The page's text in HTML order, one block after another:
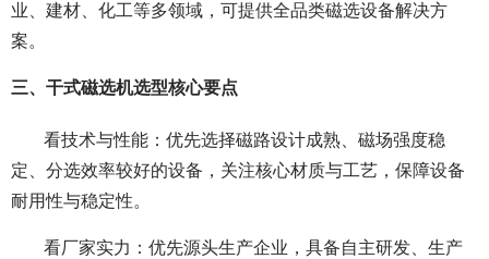
业、建材、化工等多领域，可提供全品类磁选设备解决方
案。
三、干式磁选机选型核心要点
看技术与性能：优先选择磁路设计成熟、磁场强度稳
定、分选效率较好的设备，关注核心材质与工艺，保障设备
耐用性与稳定性。
看厂家实力：优先源头生产企业，具备自主研发、生产